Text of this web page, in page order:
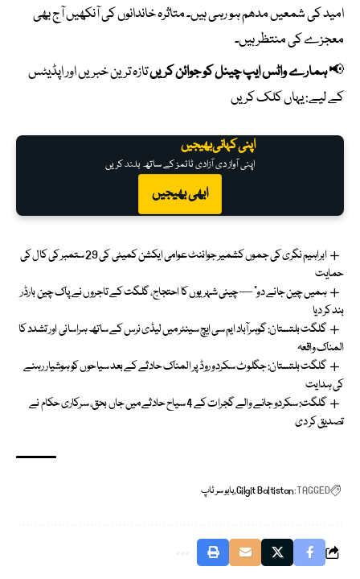
امید کی شمعیں مدھم ہو رہی ہیں۔ متاثرہ خاندانوں کی آنکھیں آج بھی
معجزے کی منتظر ہیں۔
📢ہمارے واٹس ایپ چینل کو جوائن کریںتازہ ترین خبریں اور اپڈیٹس
کے لیے:یہاں کلک کریں
اپنی کہانی بھیجیں
اپنی آواز دی آزادی ٹائمز کے ساتھ بلند کریں
ابھی بھیجیں
ابراہیم نگری کی جموں کشمیر جوائنٹ عوامی ایکشن کمیٹی کی 29 ستمبر کی کال کی
حمایت
ہمیں چین جانے دو” — چینی شہریوں کا احتجاج، گلگت کے تاجروں نے پاک چین بارڈر
بند کر دیا
گلگت بلتستان: گوہرآباد ایم سی ایچ سینٹر میں لیڈی نرس کے ساتھ ہراسانی اور تشدد کا
المناک واقعہ
گلگت بلتستان: جگلوٹ سکردو روڈ پر المناک حادثے کے بعد سیاحوں کو ہوشیار رہنے
کی ہدایت
گلگت: سکردو جانے والے گجرات کے 4 سیاح حادثے میں جاں بحق، سرکاری حکام نے
تصدیق کر دی
TAGGED:
Gilgit Baltistanبابو سر ٹاپ